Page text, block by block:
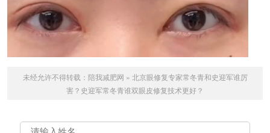
未经允许不得转载： 陪我减肥网 » 北京眼修复专家常冬青和史迎军谁厉
害？史迎军常冬青谁双眼皮修复技术更好？